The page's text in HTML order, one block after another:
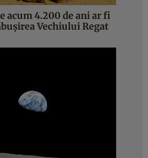
acum 4.200 de ani ar fi
Vechiului Regat